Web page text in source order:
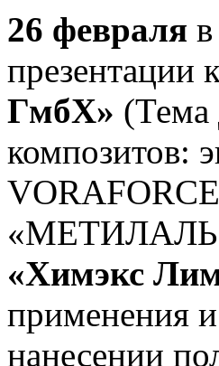
26 февраля
презентации
ГмбХ» (Тема
композитов:
«МЕТИЛАЛЬ
«Химэкс
применения
нанесении